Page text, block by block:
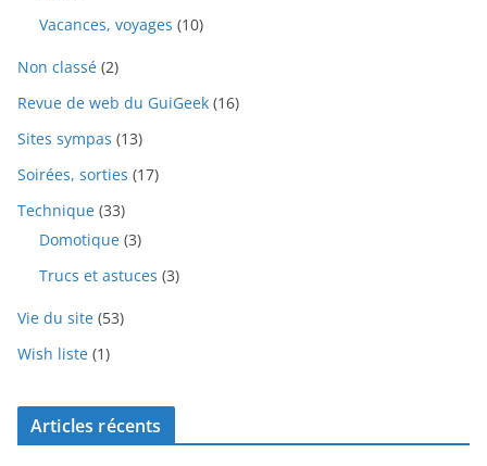
Vacances, voyages (10)
Non classé (2)
Revue de web du GuiGeek (16)
Sites sympas (13)
Soirées, sorties (17)
Technique (33)
Domotique (3)
Trucs et astuces (3)
Vie du site (53)
Wish liste (1)
Articles récents